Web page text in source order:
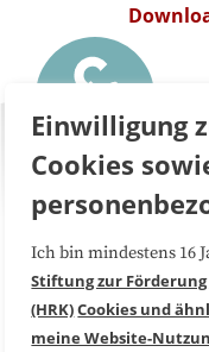
Über uns
Medienarbeit
Einwilligung
Cookies
Ich bin mindestens 16
Stiftung zur
(HRK)Cookies und
meine Website-